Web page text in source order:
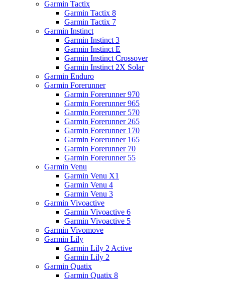
Garmin Tactix
Garmin Tactix 8
Garmin Tactix 7
Garmin Instinct
Garmin Instinct 3
Garmin Instinct E
Garmin Instinct Crossover
Garmin Instinct 2X Solar
Garmin Enduro
Garmin Forerunner
Garmin Forerunner 970
Garmin Forerunner 965
Garmin Forerunner 570
Garmin Forerunner 265
Garmin Forerunner 170
Garmin Forerunner 165
Garmin Forerunner 70
Garmin Forerunner 55
Garmin Venu
Garmin Venu X1
Garmin Venu 4
Garmin Venu 3
Garmin Vivoactive
Garmin Vivoactive 6
Garmin Vivoactive 5
Garmin Vivomove
Garmin Lily
Garmin Lily 2 Active
Garmin Lily 2
Garmin Quatix
Garmin Quatix 8